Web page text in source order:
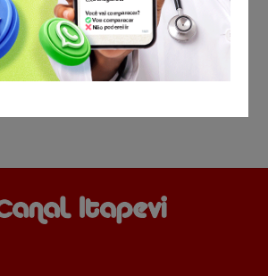
6 De Fevereiro De 2017